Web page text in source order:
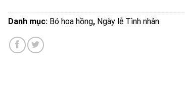
Danh mục: Bó hoa hồng, Ngày lễ Tình nhân